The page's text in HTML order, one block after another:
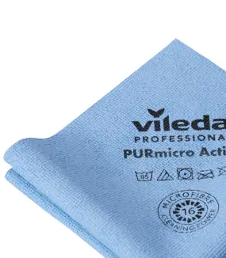
Средства
Средства
Средства
Средства
Средства
Стекла и